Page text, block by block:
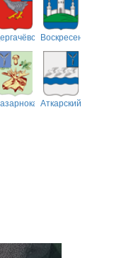
Воскресенский
Аткарский